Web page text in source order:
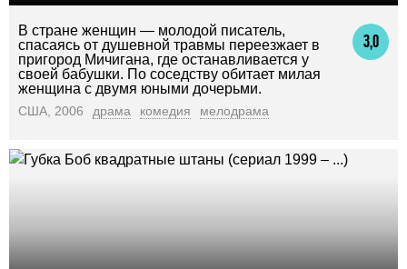
3,0
В стране женщин — молодой писатель,
спасаясь от душевной травмы переезжает в
пригород Мичигана, где останавливается у
своей бабушки. По соседству обитает милая
женщина с двумя юными дочерьми.
США, 2006 драма комедия мелодрама